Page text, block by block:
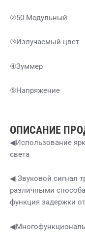
②50 Модульный
③Излучаемый цвет
④Зуммер
⑤Напряжение
ОПИСАНИЕ
◀Использование
света
◀ Звуковой сигнал
различными
функция задержки